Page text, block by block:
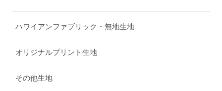
ハワイアンファブリック・無地生地
オリジナルプリント生地
その他生地